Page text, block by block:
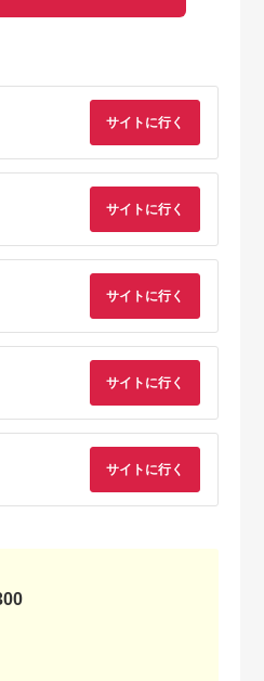
出典：楽天ふるさと納
税
沖縄県 糸満市
寄付金額:
群馬県 桐生市
サイトに行く
サイトに行く
サイトに行く
サイトに行く
サイトに行く